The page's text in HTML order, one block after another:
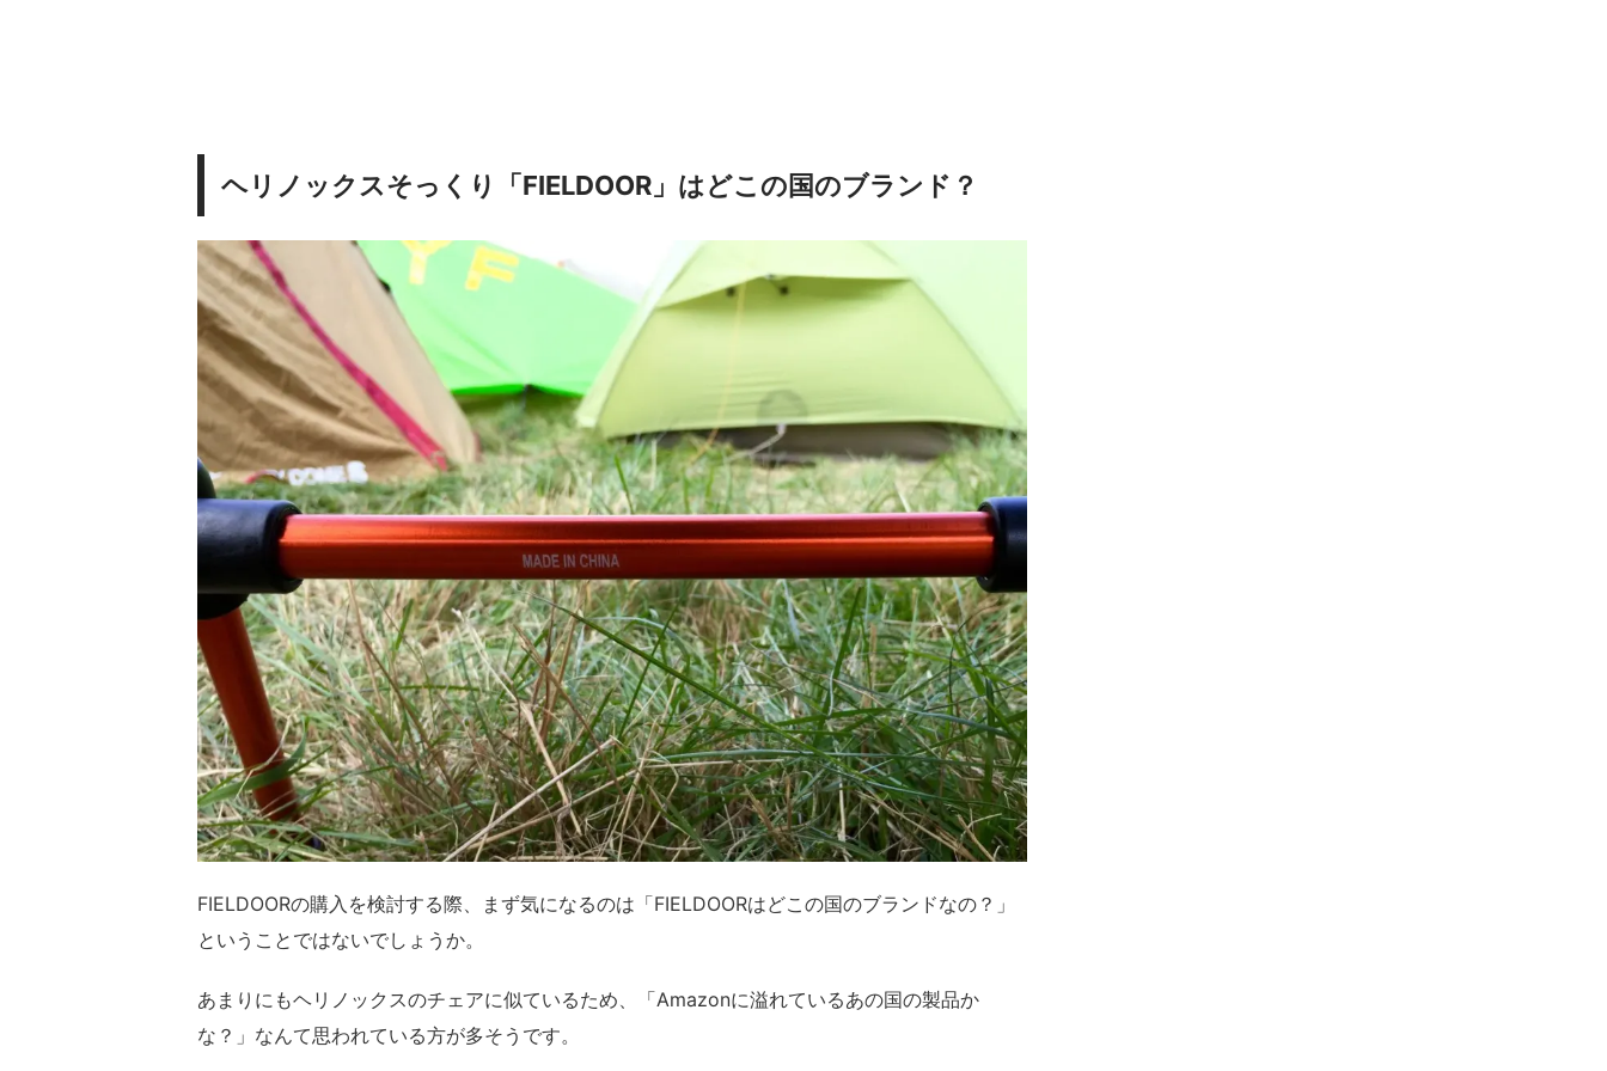
ヘリノックスそっくり「FIELDOOR」はどこの国のブランド？
FIELDOORの購入を検討する際、まず気になるのは「FIELDOORはどこの国のブランドなの？」
ということではないでしょうか。
あまりにもヘリノックスのチェアに似ているため、「Amazonに溢れているあの国の製品か
な？」なんて思われている方が多そうです。